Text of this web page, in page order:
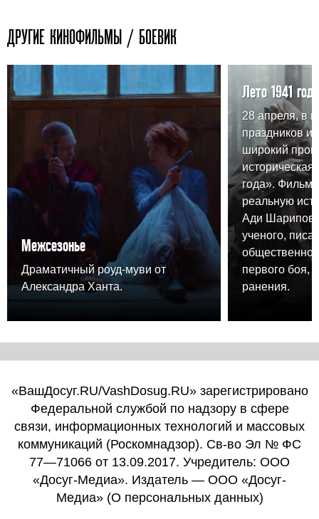
ДРУГИЕ КИНОФИЛЬМЫ / БОЕВИК
Межсезонье
Драматичный роуд-муви от
Александра Ханта.
Лето 1941 года
28 апреля, в
праздников
широкий
года». Фильм
реальную
Ади
ученого,
первого боя,
ранения.
«ВашДосуг.RU/VashDosug.RU» зарегистрировано
Федеральной службой по надзору в сфере
связи, информационных технологий и массовых
коммуникаций (Роскомнадзор). Св-во Эл № ФС
77—71066 от 13.09.2017. Учредитель: ООО
«Досуг-Медиа». Издатель — ООО «Досуг-
Медиа» (О персональных данных)